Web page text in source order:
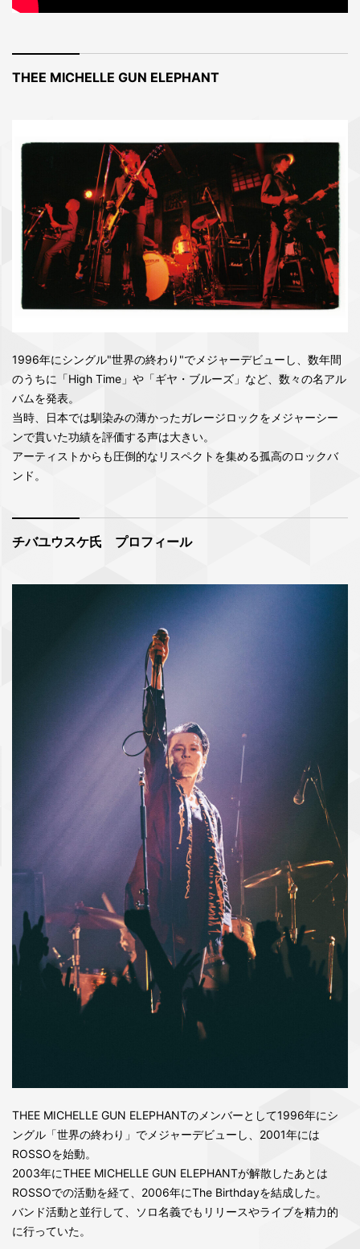
THEE MICHELLE GUN ELEPHANT
1996年にシングル"世界の終わり"でメジャーデビューし、数年間
のうちに「High Time」や「ギヤ・ブルーズ」など、数々の名アル
バムを発表。
当時、日本では馴染みの薄かったガレージロックをメジャーシー
ンで貫いた功績を評価する声は大きい。
アーティストからも圧倒的なリスペクトを集める孤高のロックバ
ンド。
チバユウスケ氏 プロフィール
THEE MICHELLE GUN ELEPHANTのメンバーとして1996年にシ
ングル「世界の終わり」でメジャーデビューし、2001年には
ROSSOを始動。
2003年にTHEE MICHELLE GUN ELEPHANTが解散したあとは
ROSSOでの活動を経て、2006年にThe Birthdayを結成した。
バンド活動と並行して、ソロ名義でもリリースやライブを精力的
に行っていた。